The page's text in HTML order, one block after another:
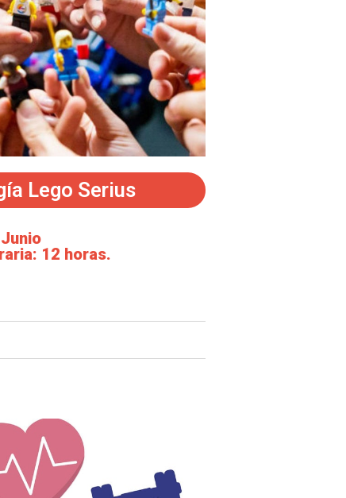
Lego Serius
Junio
12 horas.